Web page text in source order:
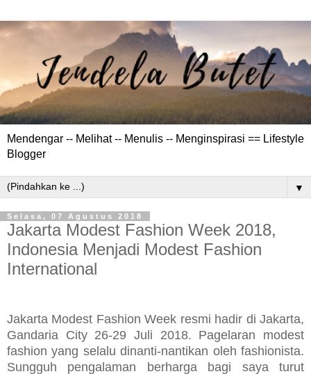
Mendengar -- Melihat -- Menulis -- Menginspirasi == Lifestyle
Blogger
▼
Selasa, 07 Agustus 2018
Jakarta Modest Fashion Week 2018,
Indonesia Menjadi Modest Fashion
International
Jakarta Modest Fashion Week resmi hadir di Jakarta,
Gandaria City 26-29 Juli 2018. Pagelaran modest
fashion yang selalu dinanti-nantikan oleh fashionista.
Sungguh pengalaman berharga bagi saya turut